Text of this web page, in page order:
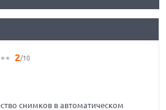
2/10
снимков в автоматическом